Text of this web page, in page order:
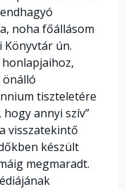
noha főállásom
Könyvtár ún.
önálló
tiszteletére
annyi szív”
visszatekintő
készült
megmaradt.